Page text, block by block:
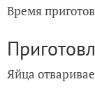
Время
Яйца